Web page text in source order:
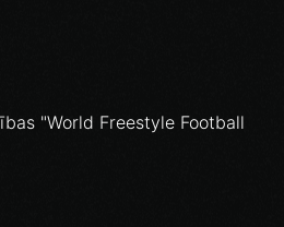
"World Freestyle Football